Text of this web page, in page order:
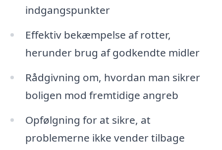
indgangspunkter
Effektiv bekæmpelse af rotter,
herunder brug af godkendte midler
Rådgivning om, hvordan man sikrer
boligen mod fremtidige angreb
Opfølgning for at sikre, at
problemerne ikke vender tilbage